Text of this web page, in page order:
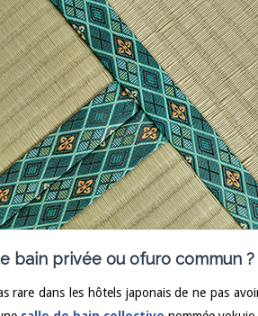
bain privée ou ofuro commun ?
rare dans les hôtels japonais de ne pas